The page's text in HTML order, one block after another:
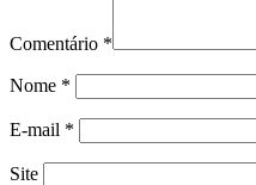
Comentário *
Nome *
E-mail *
Site